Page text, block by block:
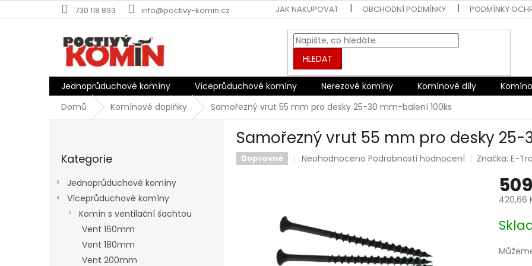
na
730 118 893 info@poctivy-komin.cz JAK NAKUPOVAT OBCHODNÍ PODMÍNKY PODMÍNKY
HLEDAT
Jednoprůduchové komíny Víceprůduchové komíny Nerezové komíny Komínové díly
Domů
Komínové doplňky Samořezný vrut 55 mm pro desky 25-30 mm-balení 100ks
kategorie
Kategorie
Jednoprůduchové komíny
Víceprůduchové komíny
Komín s ventilační šachtou
Vent 160mm
Vent 180mm
Vent 200mm
Samořezný vrut 55 mm pro desky
Dopravné
Průměrné
5
hvězdiček.
Neohodnoceno Podrobnosti hodnocení Značka: E-
420,66
cena: